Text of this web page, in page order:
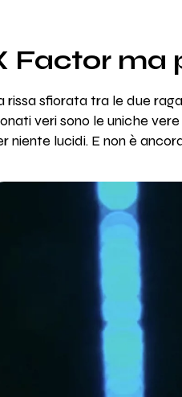
Factor ma
rissa sfiorata tra le due
veri sono le uniche
niente lucidi. E non è